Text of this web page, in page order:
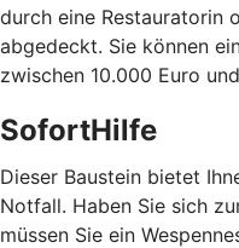
durch eine Restauratorin
abgedeckt. Sie können
zwischen 10.000 Euro
SofortHilfe
Dieser Baustein bietet
Notfall. Haben Sie sich
müssen Sie ein